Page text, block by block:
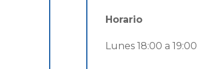
Horario
Lunes 18:00 a 19:00